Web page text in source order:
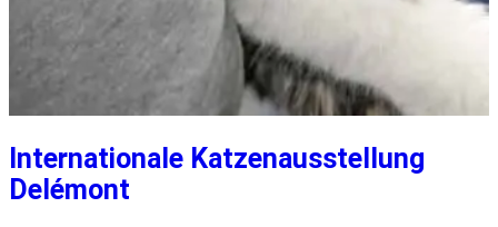
Internationale Katzenausstellung
Delémont